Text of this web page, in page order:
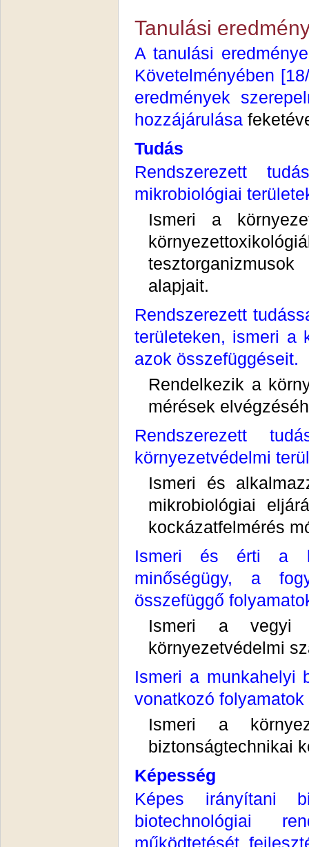
Tanulási
A tanulási
Követelményében
eredmények
hozzájárulása
Tudás
Rendszerezett
mikrobiológiai
Ismeri a
alapjait.
Rendszerezett
területeken, ismeri a
azok összefüggéseit.
Rendelkezik a
mérések
Rendszerezett
környezetvédelmi
Ismeri és
mikrobiológiai
kockázatfelmérés
Ismeri és érti a
minőségügy, a
összefüggő
Ismeri a vegyi
környezetvédelmi
Ismeri a munkahelyi
vonatkozó
Ismeri a
biztonságtechnikai
Képesség
Képes irányítani
biotechnológiai
működtetését,